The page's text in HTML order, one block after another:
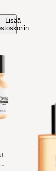
Lisää